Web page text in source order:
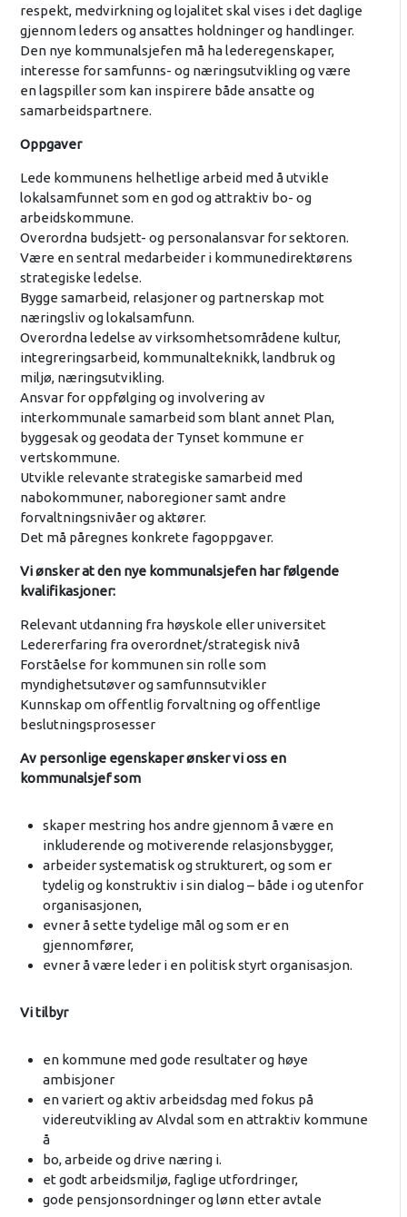
respekt, medvirkning og lojalitet skal vises i det daglige
gjennom leders og ansattes holdninger og handlinger.
Den nye kommunalsjefen må ha lederegenskaper,
interesse for samfunns- og næringsutvikling og være
en lagspiller som kan inspirere både ansatte og
samarbeidspartnere.
Oppgaver
Lede kommunens helhetlige arbeid med å utvikle
lokalsamfunnet som en god og attraktiv bo- og
arbeidskommune.
Overordna budsjett- og personalansvar for sektoren.
Være en sentral medarbeider i kommunedirektørens
strategiske ledelse.
Bygge samarbeid, relasjoner og partnerskap mot
næringsliv og lokalsamfunn.
Overordna ledelse av virksomhetsområdene kultur,
integreringsarbeid, kommunalteknikk, landbruk og
miljø, næringsutvikling.
Ansvar for oppfølging og involvering av
interkommunale samarbeid som blant annet Plan,
byggesak og geodata der Tynset kommune er
vertskommune.
Utvikle relevante strategiske samarbeid med
nabokommuner, naboregioner samt andre
forvaltningsnivåer og aktører.
Det må påregnes konkrete fagoppgaver.
Vi ønsker at den nye kommunalsjefen har følgende
kvalifikasjoner:
Relevant utdanning fra høyskole eller universitet
Ledererfaring fra overordnet/strategisk nivå
Forståelse for kommunen sin rolle som
myndighetsutøver og samfunnsutvikler
Kunnskap om offentlig forvaltning og offentlige
beslutningsprosesser
Av personlige egenskaper ønsker vi oss en
kommunalsjef som
skaper mestring hos andre gjennom å være en
inkluderende og motiverende relasjonsbygger,
arbeider systematisk og strukturert, og som er
tydelig og konstruktiv i sin dialog – både i og utenfor
organisasjonen,
evner å sette tydelige mål og som er en
gjennomfører,
evner å være leder i en politisk styrt organisasjon.
Vi tilbyr
en kommune med gode resultater og høye
ambisjoner
en variert og aktiv arbeidsdag med fokus på
videreutvikling av Alvdal som en attraktiv kommune
å
bo, arbeide og drive næring i.
et godt arbeidsmiljø, faglige utfordringer,
gode pensjonsordninger og lønn etter avtale